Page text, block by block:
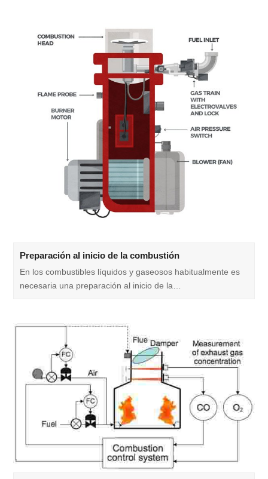
Preparación al inicio de la combustión
En los combustibles líquidos y gaseosos habitualmente es
necesaria una preparación al inicio de la…